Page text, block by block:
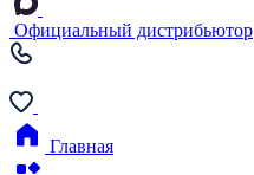
Официальный дистрибьютор
Главная